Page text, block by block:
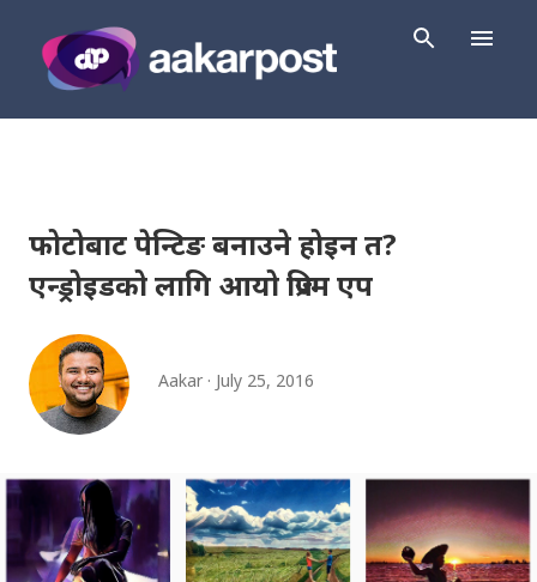
फोटोबाट पेन्टिङ बनाउने होइन त?
एन्ड्रोइडको लागि आयो प्रिज्म एप
Aakar July 25, 2016